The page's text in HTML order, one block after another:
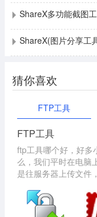
ShareX多功能截图
ShareX(图片分享工
猜你喜欢
FTP工具
FTP工具
ftp工具哪个好，好多
么，我们平时在电脑
是往服务器上传文件